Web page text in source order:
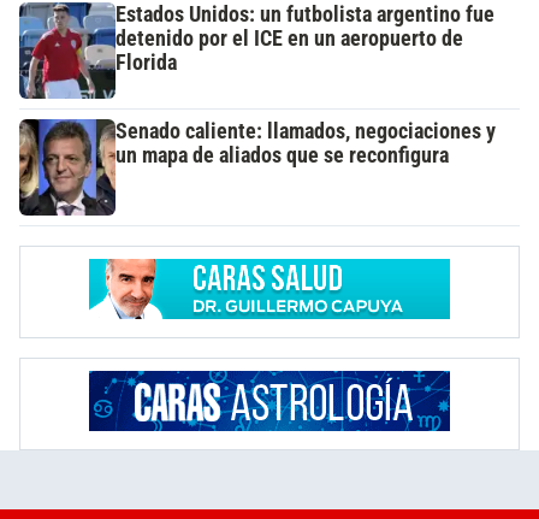
Estados Unidos: un futbolista argentino fue
detenido por el ICE en un aeropuerto de
Florida
Senado caliente: llamados, negociaciones y
un mapa de aliados que se reconfigura